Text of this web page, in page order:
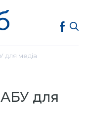
для медіа
для